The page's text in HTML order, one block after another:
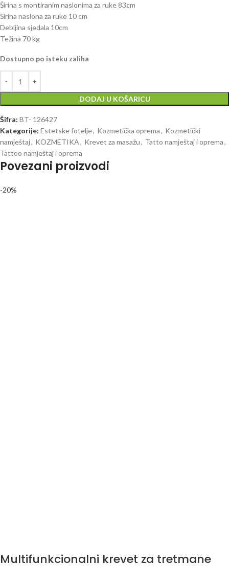
Širina s montiranim naslonima za ruke 83cm
Širina naslona za ruke 10 cm
Debljina sjedala 10cm
Težina 70 kg
Dostupno po isteku zaliha
DODAJ U KOŠARICU
Šifra: BT- 126427
Kategorije: Estetske fotelje, Kozmetička oprema, Kozmetički
namještaj, KOZMETIKA, Krevet za masažu, Tatto namještaj i oprema,
Tattoo namještaj i oprema
Povezani proizvodi
-20%
Multifunkcionalni krevet za tretmane